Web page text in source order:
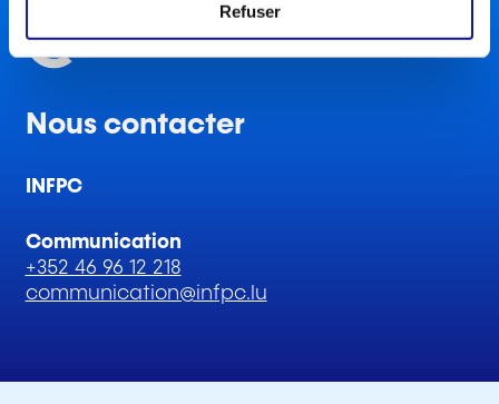
n
Refuser
Nous contacter
INFPC
Communication
+352 46 96 12 218
communication@infpc.lu